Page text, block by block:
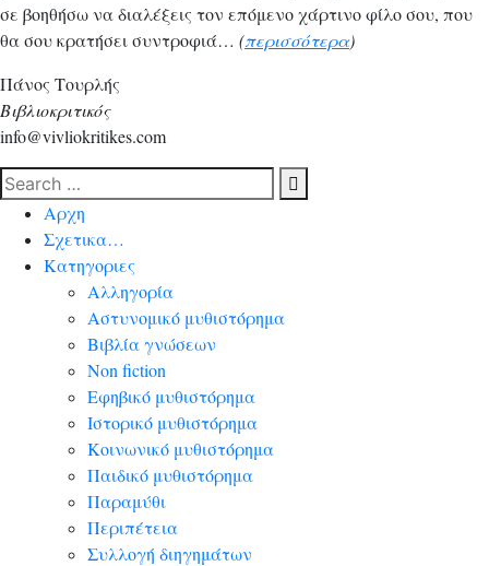
σε βοηθήσω να διαλέξεις τον επόμενο χάρτινο φίλο σου, που
θα σου κρατήσει συντροφιά… (περισσότερα)
Πάνος Τουρλής
Βιβλιοκριτικός
info@vivliokritikes.com
Αρχη
Σχετικα…
Κατηγοριες
Αλληγορία
Αστυνομικό μυθιστόρημα
Βιβλία γνώσεων
Non fiction
Εφηβικό μυθιστόρημα
Ιστορικό μυθιστόρημα
Κοινωνικό μυθιστόρημα
Παιδικό μυθιστόρημα
Παραμύθι
Περιπέτεια
Συλλογή διηγημάτων